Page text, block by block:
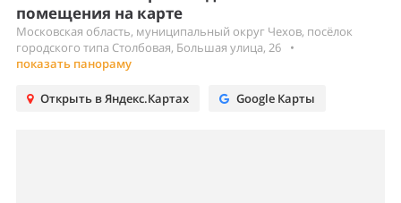
помещения на карте
Московская область, муниципальный округ Чехов, посёлок
городского типа Столбовая, Большая улица, 26
•
показать панораму
Открыть в Яндекс.Картах Google Карты